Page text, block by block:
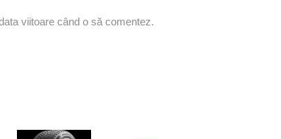
viitoare când o să comentez.